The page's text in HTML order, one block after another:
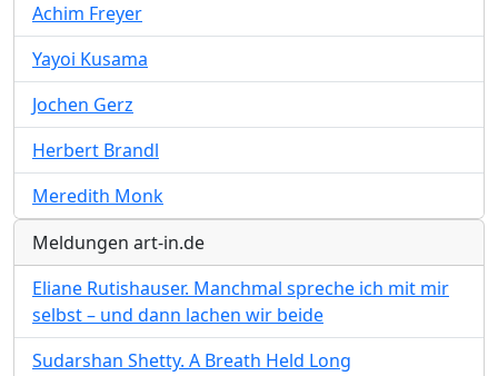
Achim Freyer
Yayoi Kusama
Jochen Gerz
Herbert Brandl
Meredith Monk
Meldungen art-in.de
Eliane Rutishauser. Manchmal spreche ich mit mir
selbst – und dann lachen wir beide
Sudarshan Shetty. A Breath Held Long